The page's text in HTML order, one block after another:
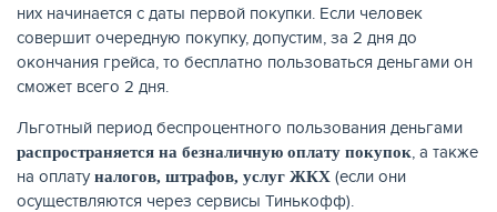
них начинается с даты первой покупки. Если человек
совершит очередную покупку, допустим, за 2 дня до
окончания грейса, то бесплатно пользоваться деньгами он
сможет всего 2 дня.
Льготный период беспроцентного пользования деньгами
распространяется на безналичную оплату покупок, а также
на оплатуналогов, штрафов, услуг ЖКХ (если они
осуществляются через сервисы Тинькофф).